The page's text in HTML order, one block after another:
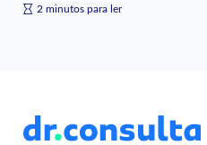
2 minutos para ler